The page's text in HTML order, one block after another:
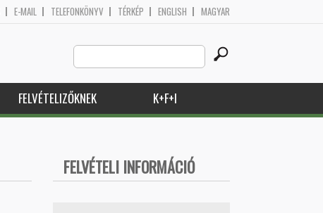
E-MAIL TELEFONKÖNYV TÉRKÉP ENGLISH MAGYAR
Search
this
site
FELVÉTELIZŐKNEK K+F+I
FELVÉTELI INFORMÁCIÓ